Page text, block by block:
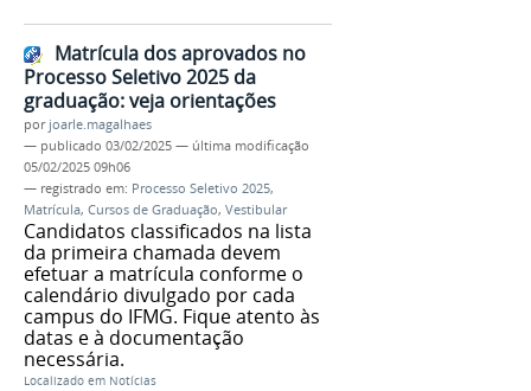
Matrícula dos aprovados no
Processo Seletivo 2025 da
graduação: veja orientações
por joarle.magalhaes
— publicado 03/02/2025 — última modificação
05/02/2025 09h06
— registrado em: Processo Seletivo 2025,
Matrícula, Cursos de Graduação, Vestibular
Candidatos classificados na lista
da primeira chamada devem
efetuar a matrícula conforme o
calendário divulgado por cada
campus do IFMG. Fique atento às
datas e à documentação
necessária.
Localizado em Notícias